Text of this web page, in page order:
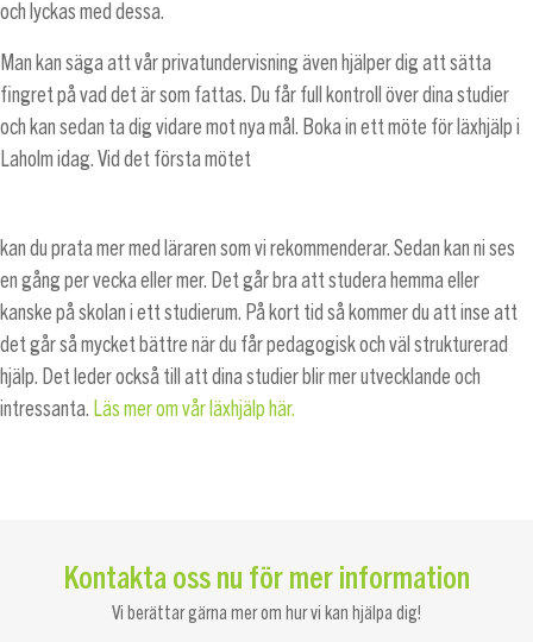
och lyckas med dessa.
Man kan säga att vår privatundervisning även hjälper dig att sätta
fingret på vad det är som fattas. Du får full kontroll över dina studier
och kan sedan ta dig vidare mot nya mål. Boka in ett möte för läxhjälp i
Laholm idag. Vid det första mötet
kan du prata mer med läraren som vi rekommenderar. Sedan kan ni ses
en gång per vecka eller mer. Det går bra att studera hemma eller
kanske på skolan i ett studierum. På kort tid så kommer du att inse att
det går så mycket bättre när du får pedagogisk och väl strukturerad
hjälp. Det leder också till att dina studier blir mer utvecklande och
intressanta. Läs mer om vår läxhjälp här.
Kontakta oss nu för mer information
Vi berättar gärna mer om hur vi kan hjälpa dig!